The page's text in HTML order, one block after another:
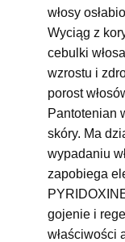
włosy
Wyciąg z
cebulki
wzrostu i
porost
Pantotenian
skóry. Ma
wypadaniu
zapobiega
gojenie i
właściwości